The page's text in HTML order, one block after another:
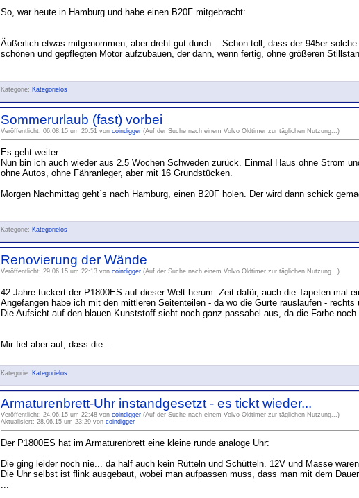
So, war heute in Hamburg und habe einen B20F mitgebracht:
Äußerlich etwas mitgenommen, aber dreht gut durch... Schon toll, dass der 945er
schönen und gepflegten Motor aufzubauen, der dann, wenn fertig, ohne größeren
Kategorie: Kategorielos
Sommerurlaub (fast) vorbei
Veröffentlicht: 06.08.15 um 20:51 von coindigger (Auf der Suche nach einem Volvo Oldtimer zur täglichen Nutzung...)
Es geht weiter...
Nun bin ich auch wieder aus 2.5 Wochen Schweden zurück. Einmal Haus ohne Strom
ohne Autos, ohne Fähranleger, aber mit 16 Grundstücken.
Morgen Nachmittag geht´s nach Hamburg, einen B20F holen. Der wird dann schick
Kategorie: Kategorielos
Renovierung der Wände
Veröffentlicht: 29.06.15 um 22:13 von coindigger (Auf der Suche nach einem Volvo Oldtimer zur täglichen Nutzung...)
42 Jahre tuckert der P1800ES auf dieser Welt herum. Zeit dafür, auch die Tapeten mal
Angefangen habe ich mit den mittleren Seitenteilen - da wo die Gurte rauslaufen - rechts
Die Aufsicht auf den blauen Kunststoff sieht noch ganz passabel aus, da die Farbe
Mir fiel aber auf, dass die...
Kategorie: Kategorielos
Armaturenbrett-Uhr instandgesetzt - es tickt wieder...
Veröffentlicht: 24.06.15 um 22:48 von coindigger (Auf der Suche nach einem Volvo Oldtimer zur täglichen Nutzung...)
Aktualisiert: 28.06.15 um 23:29 von coindigger
Der P1800ES hat im Armaturenbrett eine kleine runde analoge Uhr:
Die ging leider noch nie... da half auch kein Rütteln und Schütteln. 12V und Masse
Die Uhr selbst ist flink ausgebaut, wobei man aufpassen muss, dass man mit dem